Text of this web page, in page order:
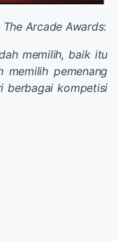
The Arcade Awards:
memilih, baik itu
memilih pemenang
berbagai kompetisi